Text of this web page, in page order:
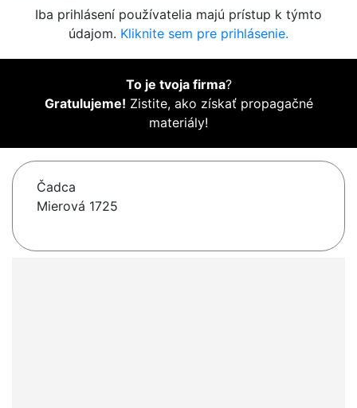
Iba prihlásení používatelia majú prístup k týmto
údajom. Kliknite sem pre prihlásenie.
To je tvoja firma?
Gratulujeme! Zistite, ako získať propagačné
materiály!
Čadca
Mierová 1725